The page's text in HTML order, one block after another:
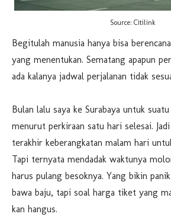
Source: Citilink
Begitulah manusia hanya bisa
yang menentukan. Sematang apapun
ada kalanya jadwal perjalanan tidak
Bulan lalu saya ke Surabaya untuk
menurut perkiraan satu hari selesai.
terakhir keberangkatan malam hari
Tapi ternyata mendadak waktunya
harus pulang besoknya. Yang bikin
bawa baju, tapi soal harga tiket yang
kan hangus.